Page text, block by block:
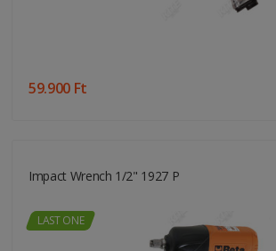
59.900 Ft
Impact Wrench 1/2" 1927 P
LAST ONE